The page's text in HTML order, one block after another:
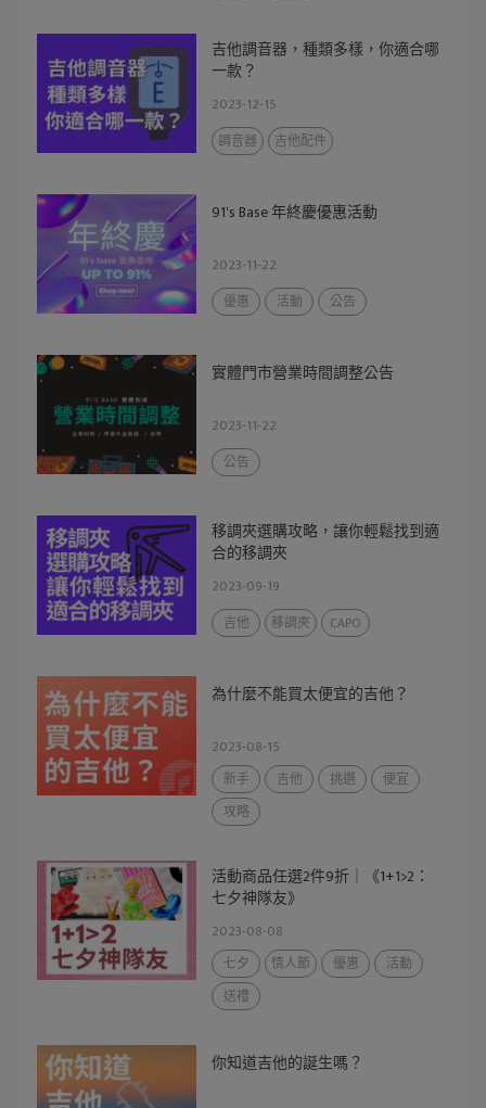
吉他調音器，種類多樣，你適合哪
一款？
2023-12-15
調音器 吉他配件
91's Base 年終慶優惠活動
2023-11-22
優惠 活動 公告
實體門市營業時間調整公告
2023-11-22
公告
移調夾選購攻略，讓你輕鬆找到適
合的移調夾
2023-09-19
吉他 移調夾 CAPO
為什麼不能買太便宜的吉他？
2023-08-15
新手 吉他 挑選
便宜
攻略
活動商品任選2件9折｜《1+1>2：
七夕神隊友》
2023-08-08
七夕 情人節 優惠
活動
送禮
你知道吉他的誕生嗎？